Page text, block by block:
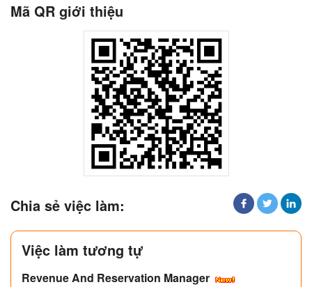
Mã QR giới thiệu
Chia sẻ việc làm:
Việc làm tương tự
Revenue And Reservation Manager